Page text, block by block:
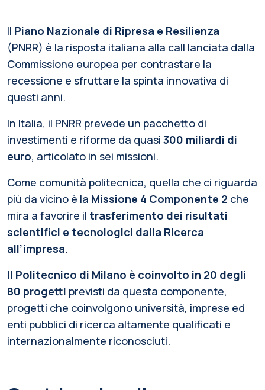
Il Piano Nazionale di Ripresa e Resilienza
(PNRR) è la risposta italiana alla call lanciata dalla
Commissione europea per contrastare la
recessione e sfruttare la spinta innovativa di
questi anni.
In Italia, il PNRR prevede un pacchetto di
investimenti e riforme da quasi 300 miliardi di
euro, articolato in sei missioni.
Come comunità politecnica, quella che ci riguarda
più da vicino è la Missione 4 Componente 2 che
mira a favorire il trasferimento dei risultati
scientifici e tecnologici dalla Ricerca
all’impresa.
Il Politecnico di Milano è coinvolto in 20 degli
80 progetti previsti da questa componente,
progetti che coinvolgono università, imprese ed
enti pubblici di ricerca altamente qualificati e
internazionalmente riconosciuti.